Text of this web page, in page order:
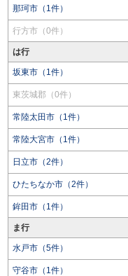
那珂市（1件）
行方市（0件）
は行
坂東市（1件）
東茨城郡（0件）
常陸太田市（1件）
常陸大宮市（1件）
日立市（2件）
ひたちなか市（2件）
鉾田市（1件）
ま行
水戸市（5件）
守谷市（1件）